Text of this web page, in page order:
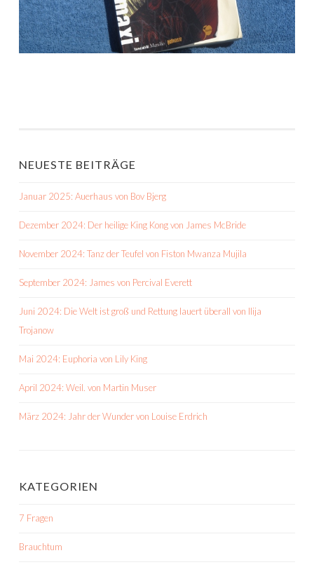
NEUESTE BEITRÄGE
Januar 2025: Auerhaus von Bov Bjerg
Dezember 2024: Der heilige King Kong von James McBride
November 2024: Tanz der Teufel von Fiston Mwanza Mujila
September 2024: James von Percival Everett
Juni 2024: Die Welt ist groß und Rettung lauert überall von Ilija
Trojanow
Mai 2024: Euphoria von Lily King
April 2024: Weil. von Martin Muser
März 2024: Jahr der Wunder von Louise Erdrich
KATEGORIEN
7 Fragen
Brauchtum